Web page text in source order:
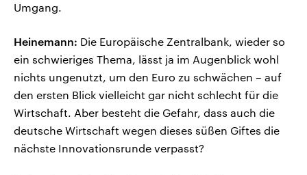
Umgang.
Heinemann: Die Europäische Zentralbank, wieder so
ein schwieriges Thema, lässt ja im Augenblick wohl
nichts ungenutzt, um den Euro zu schwächen – auf
den ersten Blick vielleicht gar nicht schlecht für die
Wirtschaft. Aber besteht die Gefahr, dass auch die
deutsche Wirtschaft wegen dieses süßen Giftes die
nächste Innovationsrunde verpasst?